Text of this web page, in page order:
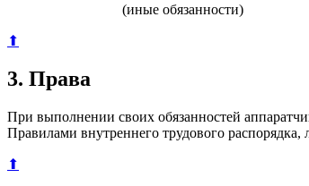
(иные обязанности)
⬆
3. Права
При выполнении своих обязанностей
Правилами внутреннего трудового
⬆